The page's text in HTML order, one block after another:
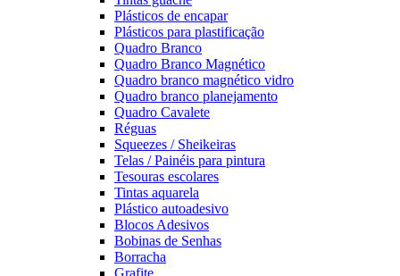
Plásticos de encapar
Plásticos para plastificação
Quadro Branco
Quadro Branco Magnético
Quadro branco magnético vidro
Quadro branco planejamento
Quadro Cavalete
Réguas
Squeezes / Sheikeiras
Telas / Painéis para pintura
Tesouras escolares
Tintas aquarela
Plástico autoadesivo
Blocos Adesivos
Bobinas de Senhas
Borracha
Grafite